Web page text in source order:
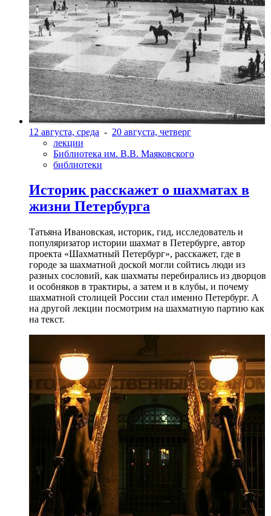
12 августа, среда - 20 августа, четверг
лекции
Библиотека им. В.В. Маяковского
библиотеки
Историк расскажет о шахматах в
жизни Петербурга
Татьяна Ивановская, историк, гид, исследователь и
популяризатор истории шахмат в Петербурге, автор
проекта «Шахматный Петербург», расскажет, где в
городе за шахматной доской могли сойтись люди из
разных сословий, как шахматы перебирались из дворцов
и особняков в трактиры, а затем и в клубы, и почему
шахматной столицей России стал именно Петербург. А
на другой лекции посмотрим на шахматную партию как
на текст.